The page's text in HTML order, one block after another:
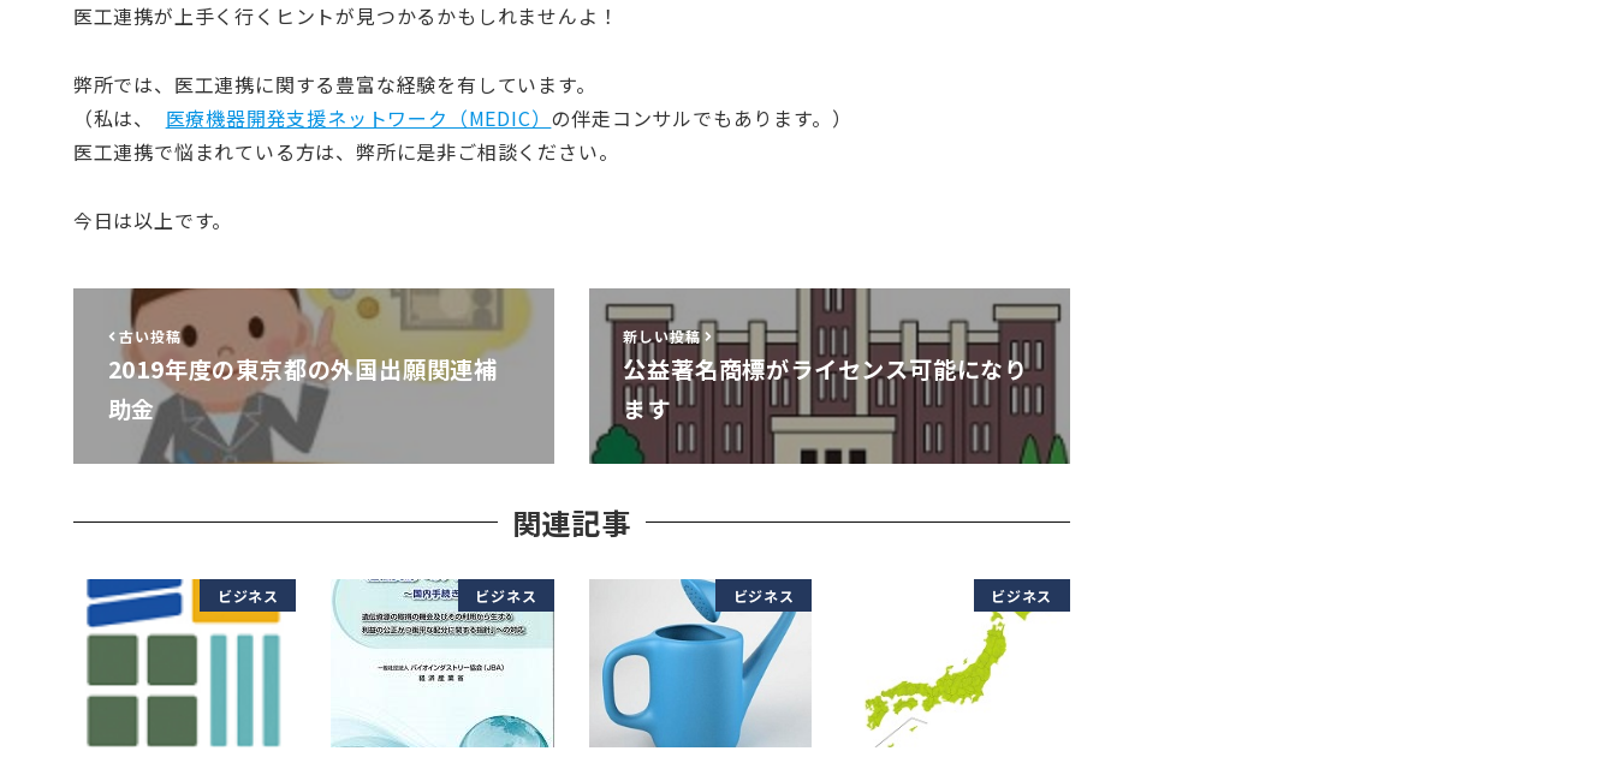
医工連携が上手く行くヒントが見つかるかもしれませんよ！
弊所では、医工連携に関する豊富な経験を有しています。
（私は、 医療機器開発支援ネットワーク（MEDIC） の伴走コンサルでもあります。）
医工連携で悩まれている方は、弊所に是非ご相談ください。
今日は以上です。
古い投稿
2019年度の東京都の外国出願関連補
助金
新しい投稿
公益著名商標がライセンス可能になり
ます
関連記事
ビジネス ビジネス ビジネス ビジネス